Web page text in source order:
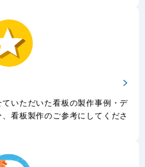
いただいた看板の製作事例・デ
看板製作のご参考にしてくださ